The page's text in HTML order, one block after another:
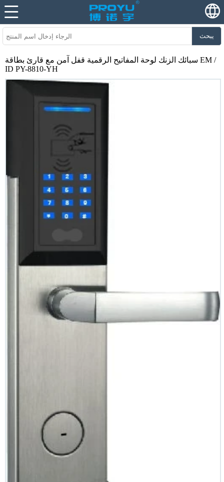
يبحث
سبائك الزنك لوحة المفاتيح الرقمية قفل آمن مع قارئ بطاقة EM /
ID PY-8810-YH